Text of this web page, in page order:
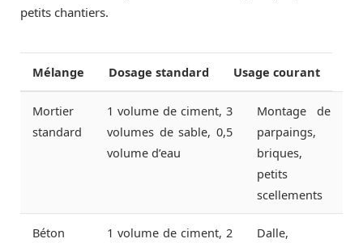
petits chantiers.
Mélange Dosage standard Usage courant
Mortier
standard
1 volume de ciment, 3
volumes de sable, 0,5
volume d’eau
Montage de
parpaings,
briques,
petits
scellements
Béton
1 volume de ciment, 2
Dalle,